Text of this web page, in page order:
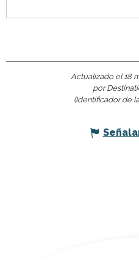
Actualizado el 18
por
(Identificador de